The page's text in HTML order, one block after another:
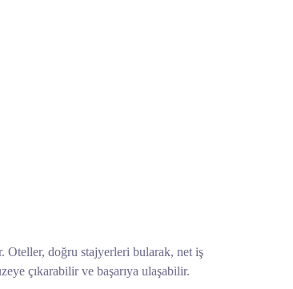
Oteller, doğru stajyerleri bularak, net iş
çıkarabilir ve başarıya ulaşabilir.